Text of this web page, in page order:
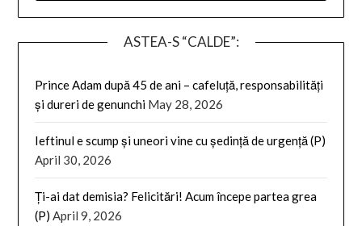
ASTEA-S “CALDE”:
Prince Adam după 45 de ani – cafeluță, responsabilități
și dureri de genunchi May 28, 2026
Ieftinul e scump și uneori vine cu ședință de urgență (P)
April 30, 2026
Ți-ai dat demisia? Felicitări! Acum începe partea grea
(P) April 9, 2026